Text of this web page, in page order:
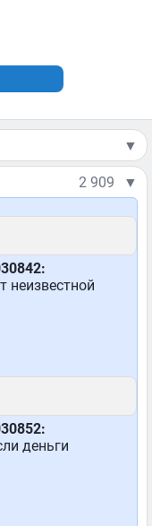
▼
2 909 ▼
неизвестной
деньги